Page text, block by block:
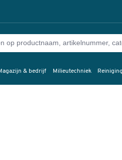
& bedrijf Milieutechniek